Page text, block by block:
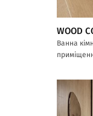
WOOD
Ванна